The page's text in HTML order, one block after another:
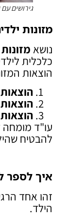
גירושים עם
מזונות
נושא
כלכלית
הוצאות
הוצאות
עו"ד מומחה
להבטיח
איך לספר
זהו אחד
הילד.